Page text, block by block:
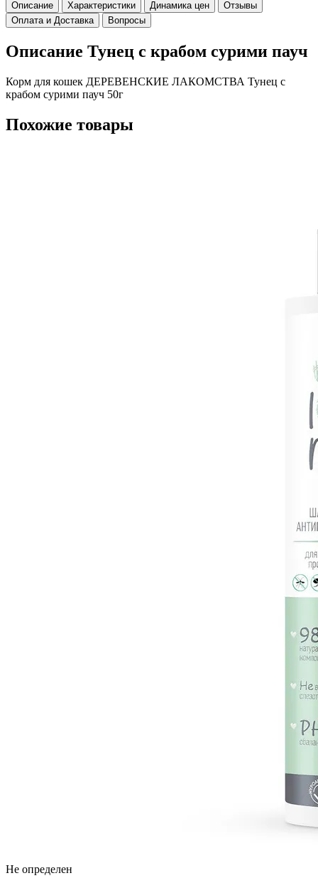
Описание Характеристики Динамика цен
Отзывы
Оплата и Доставка
Вопросы
Описание Тунец с крабом сурими пауч
Корм для кошек ДЕРЕВЕНСКИЕ ЛАКОМСТВА Тунец с
крабом сурими пауч 50г
Похожие товары
Не определен